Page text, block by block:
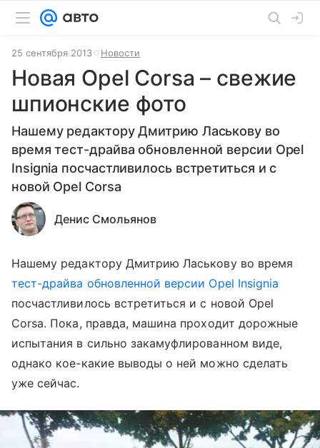
25 сентября 2013 Новости
Новая Opel Corsa – свежие
шпионские фото
Нашему редактору Дмитрию Ласькову во
время тест-драйва обновленной версии Opel
Insignia посчастливилось встретиться и с
новой Opel Corsa
Денис Смольянов
Нашему редактору Дмитрию Ласькову во время
тест-драйва обновленной версии Opel Insignia
посчастливилось встретиться и с новой Opel
Corsa. Пока, правда, машина проходит дорожные
испытания в сильно закамуфлированном виде,
однако кое-какие выводы о ней можно сделать
уже сейчас.